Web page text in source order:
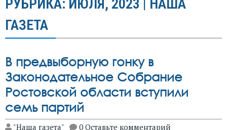
РУБРИКА: ИЮЛЯ, 2023 | НАША
ГАЗЕТА
В предвыборную гонку в
Законодательное Собрание
Ростовской области вступили
семь партий
"Наша газета" 0 Оставьте комментарий